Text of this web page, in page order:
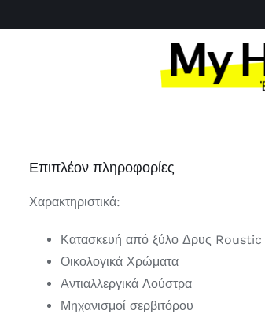
στο
Επιπλέον πληροφορίες
Χαρακτηριστικά:
Κατασκευή από ξύλο Δρυς Roustic
Οικολογικά Χρώματα
Αντιαλλεργικά Λούστρα
Μηχανισμοί σερβιτόρου